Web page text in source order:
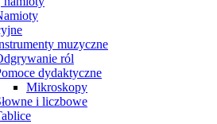
muzyczne
ról
dydaktyczne
Mikroskopy
i liczbowe